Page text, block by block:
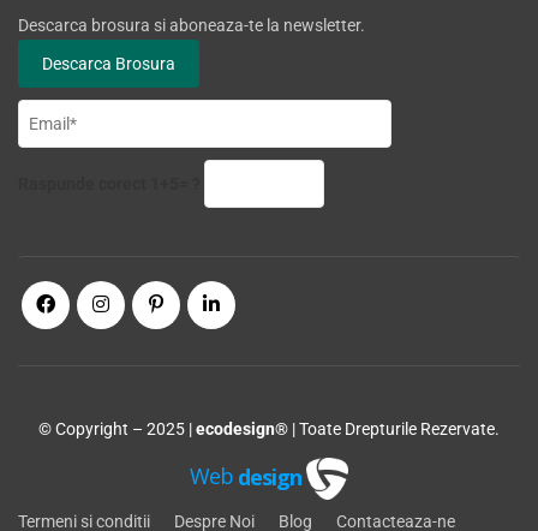
Descarca brosura si aboneaza-te la newsletter.
© Copyright – 2025 |ecodesign® | Toate Drepturile Rezervate.
Web design
Termeni si conditii Despre Noi Blog Contacteaza-ne